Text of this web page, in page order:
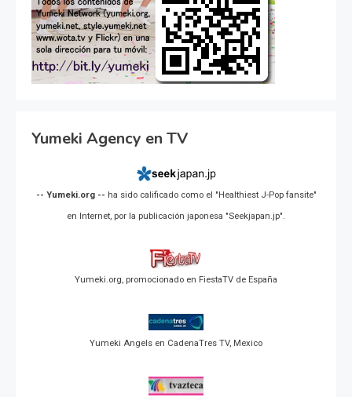
Yumeki Agency en TV
-- Yumeki.org -- ha sido calificado como el "Healthiest J-Pop fansite"
en Internet, por la publicación japonesa "Seekjapan.jp".
Yumeki.org, promocionado en FiestaTV de España
Yumeki Angels en CadenaTres TV, Mexico